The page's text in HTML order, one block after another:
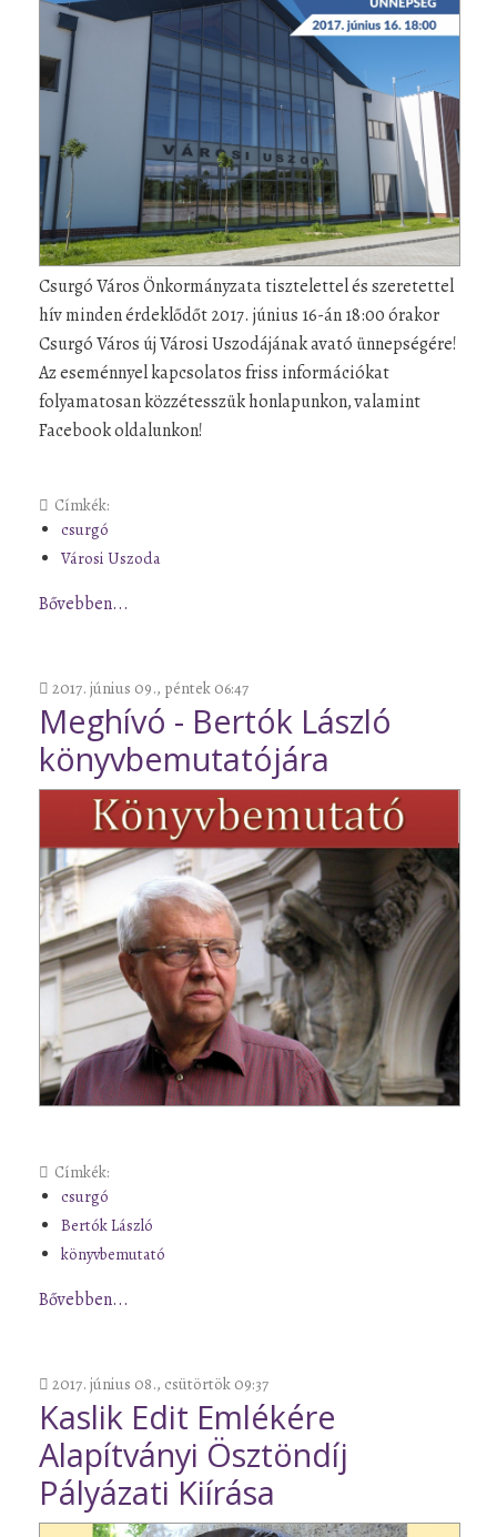
Csurgó Város Önkormányzata tisztelettel és szeretettel
hív minden érdeklődőt 2017. június 16-án 18:00 órakor
Csurgó Város új Városi Uszodájának avató ünnepségére!
Az eseménnyel kapcsolatos friss információkat
folyamatosan közzétesszük honlapunkon, valamint
Facebook oldalunkon!
Címkék:
csurgó
Városi Uszoda
Bővebben...
2017. június 09., péntek 06:47
Meghívó - Bertók László
könyvbemutatójára
Címkék:
csurgó
Bertók László
könyvbemutató
Bővebben...
2017. június 08., csütörtök 09:37
Kaslik Edit Emlékére
Alapítványi Ösztöndíj
Pályázati Kiírása